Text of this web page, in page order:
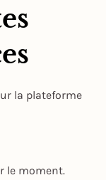
la plateforme
le moment.